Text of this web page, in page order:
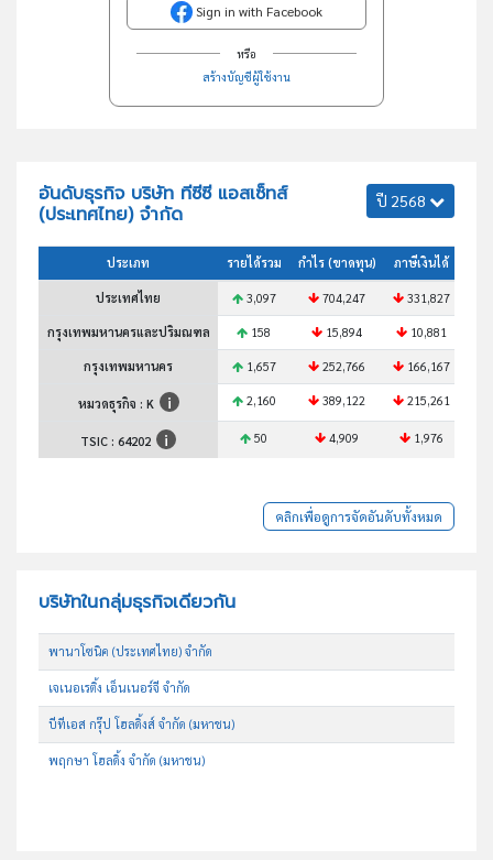
Sign in with Facebook
หรือ
สร้างบัญชีผู้ใช้งาน
อันดับธุรกิจ บริษัท ทีซีซี แอสเซ็ทส์
(ประเทศไทย) จำกัด
ปี 2568
ประเภท รายได้รวม กำไร (ขาดทุน) ภาษีเงินได้
ประเทศไทย 3,097 704,247 331,827
กรุงเทพมหานครและปริมณฑล 158 15,894 10,881
กรุงเทพมหานคร 1,657 252,766 166,167
หมวดธุรกิจ : K 2,160 389,122 215,261
TSIC : 64202 50 4,909 1,976
คลิกเพื่อดูการจัดอันดับทั้งหมด
บริษัทในกลุ่มธุรกิจเดียวกัน
พานาโซนิค (ประเทศไทย) จำกัด
เจเนอเรติ้ง เอ็นเนอร์จี จำกัด
บีทีเอส กรุ๊ป โฮลดิ้งส์ จำกัด (มหาชน)
พฤกษา โฮลดิ้ง จำกัด (มหาชน)